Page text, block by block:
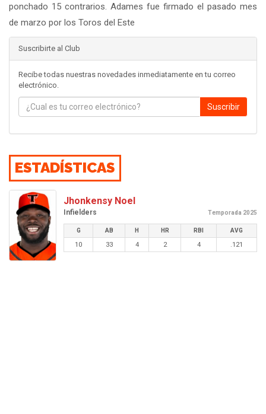
ponchado 15 contrarios. Adames fue firmado el pasado mes
de marzo por los Toros del Este
Suscribirte al Club
Recibe todas nuestras novedades inmediatamente en tu correo
electrónico.
Suscribir
ESTADÍSTICAS
Jhonkensy Noel
Infielders Temporada 2025
G AB H HR RBI AVG
10 33 4 2 4 .121